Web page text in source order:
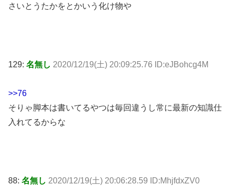
さいとうたかをとかいう化け物や
129: 名無し 2020/12/19(土) 20:09:25.76 ID:eJBohcg4M
>>76
そりゃ脚本は書いてるやつは毎回違うし常に最新の知識仕
入れてるからな
88: 名無し 2020/12/19(土) 20:06:28.59 ID:MhjfdxZV0